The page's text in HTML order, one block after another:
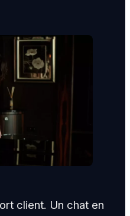
client. Un chat en